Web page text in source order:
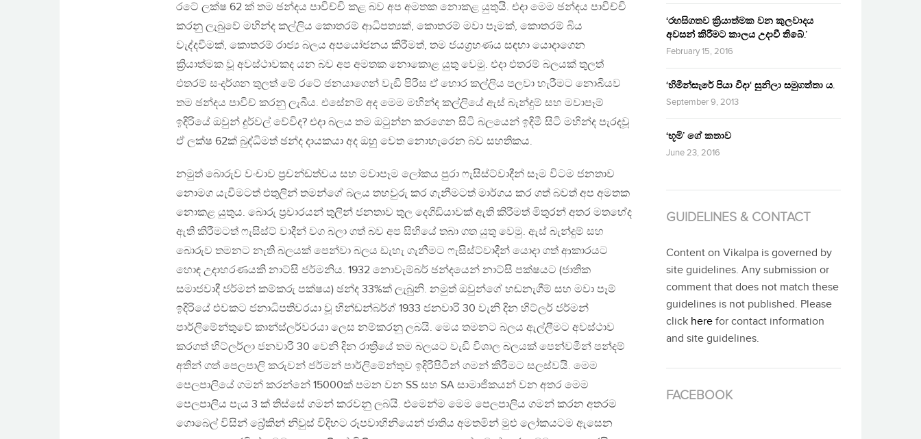
රටේ ලක්ෂ 62 ක් තම ඡන්දය පාවිච්චි කළ බව අප අමතක නොකළ යුතුයි. එදා මෙම ඡන්දය පාවිච්චි
කරනු ලැබුවේ මහින්ද කල්ලිය කොතරම් ආධිපත්‍යක්, කොතරම් මවා පෑමක්, කොතරම් බිය
වැද්දවීමක්, කොතරම් රාජ්‍ය බලය අපයෝජනය කිරීමත්, තම ජයග්‍රහණය සඳහා යොදාගෙන
ක්‍රියාත්මක වූ අවස්ථාවකද යන බව අප අමතක නොකොළ යුතු වෙමු. එදා එතරම් බලයක් තුලත්
එතරම් සංදර්ශන තුලත් මේ රටේ ජනයාගෙන් වැඩි පිරිස ඒ හොර කල්ලිය පලවා හැරීමට නොබියව
තම ඡන්දය පාවිච් කරනු ලැබීය. එසේනම් අද මෙම මහින්ද කල්ලියේ ඇස් බැන්දුම් සහ මවාපෑම්
ඉදිරියේ ඔවුන් දුර්වල් වේවිද? එදා බලය තම ඔටුන්න කරගෙන සිටි බලයෙන් ඉදිමී සිටි මහින්ද පැරදවූ
ඒ ලක්ෂ 62ක් බුද්ධිමත් ඡන්ද දායකයා අද ඔහු වෙත නොහැරෙන බව සහතිකය.
නමුත් බොරුව වංචාව ප්‍රචන්ඩත්වය සහ මවාපෑම ලෝකය පුරා ෆැසිස්ට්වාදීන් සෑම විටම ජනතාව
නොමග යැවීමටත් එතුලින් තමන්ගේ බලය තහවුරු කර ගැනීමටත් මාර්ගය කර ගත් බවත් අප අමතක
නොකළ යුතුය. බොරු ප්‍රචාරයන් තුලින් ජනතාව තුල දෙගිඩියාවක් ඇති කිරීමත් මිතුරන් අතර මතභේද
ඇති කිරීමටත් ෆැසිස්ට් වාදීන් වග බලා ගත් බව අප සිහියේ තබා ගත යුතු වෙමු. ඇස් බැන්දුම් සහ
බොරුව තමනට නැති බලයක් පෙන්වා බලය ඩැහැ ගැනීමට ෆැසිස්ට්වාදීන් යොදා ගත් ආකාරයට
හොඳ උදාහරණයකි නාට්සි ජර්මනිය. 1932 නොවැම්බර් ඡන්දයෙන් නාට්සි පක්ෂයට (ජාතික
සමාජවාදී ජර්මන් කම්කරු පක්ෂය) ඡන්ද 33%ක් ලැබුනි. නමුත් ඔවුන්ගේ හඬනැගීම් සහ මවා පෑම්
ඉදිරියේ එවකට ජනාධිපතිවරයා වූ හින්ඩන්බර්ග් 1933 ජනවාරි 30 වැනි දින හිට්ලර් ජර්මන්
පාර්ලිමේන්තුවේ කාන්ස්ලර්වරයා ලෙස නම්කරනු ලබයි. මෙය තමනට බලය ඇල්ලීමට අවස්ථාව
කරගත් හිට්ලර්ලා ජනවාරි 30 වෙනි දින රාත්‍රියේ තම බලයට වැඩි විශාල බලයක් පෙන්වමින් පන්දම්
අතින් ගත් පෙලපාලි කරුවන් ජර්මන් පාර්ලිමේන්තුව ඉදිරිපිටින් ගමන් කිරීමට සලස්වයි. මෙම
පෙලපාලියේ ගමන් කරන්නේ 15000ක් පමන වන SS සහ SA සාමාජිකයන් වන අතර මෙම
පෙලපාලිය පැය 3 ක් තිස්සේ ගමන් කරවනු ලබයි. එමෙන්ම මෙම පෙලපාලිය ගමන් කරන අතරම
ගොබෙල් විසින් බ්‍රේකින් නිවුස් විදිහට රූපවාහිනියෙන් ජාතිය අමතමින් මුළු ලෝකයටම ඇසෙන
‘රහසිගතව ක්‍රියාත්මක වන කුලවාදය
අවසන් කිරීමට කාලය උදාවී තිබේ.’
February 15, 2016
‘හිමින්සැරේ පියා විදා‘ සුනිලා සමුගත්තා ය.
September 9, 2013
‘භූමි’ ගේ කතාව
June 23, 2016
GUIDELINES & CONTACT
Content on Vikalpa is governed by
site guidelines. Any submission or
comment that does not match these
guidelines is not published. Please
click here for contact information
and site guidelines.
FACEBOOK